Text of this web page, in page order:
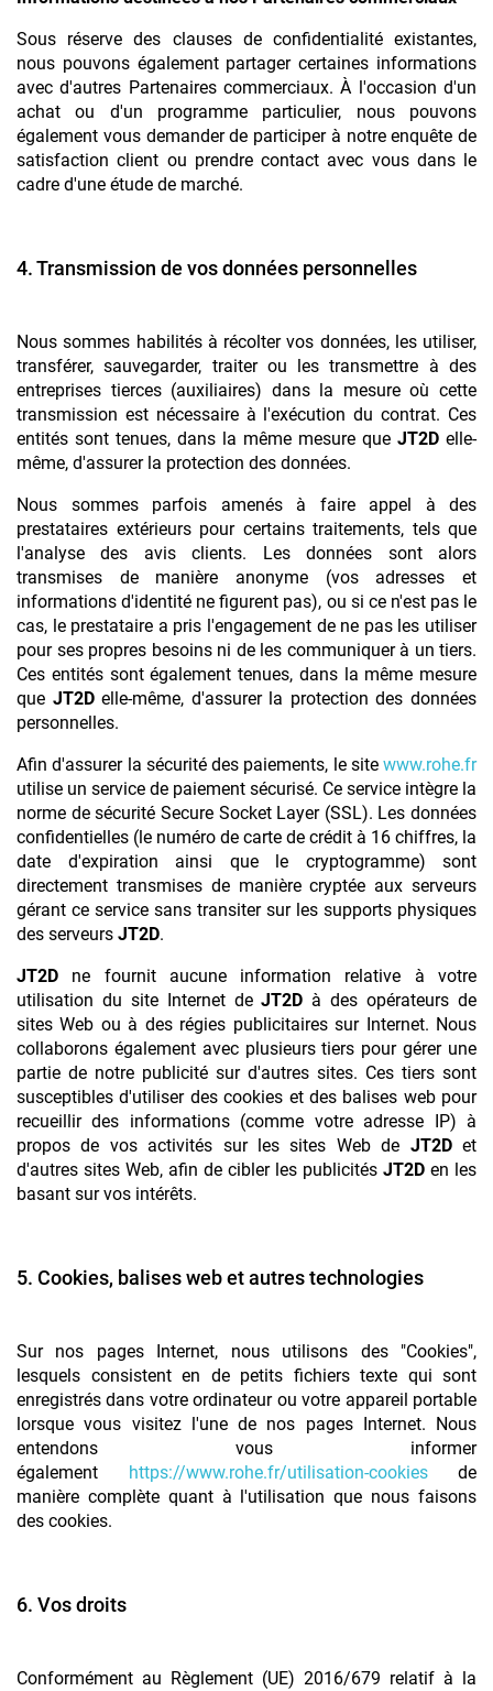
Sous réserve des clauses de confidentialité existantes,
nous pouvons également partager certaines informations
avec d'autres Partenaires commerciaux. À l'occasion d'un
achat ou d'un programme particulier, nous pouvons
également vous demander de participer à notre enquête de
satisfaction client ou prendre contact avec vous dans le
cadre d'une étude de marché.
4. Transmission de vos données personnelles
Nous sommes habilités à récolter vos données, les utiliser,
transférer, sauvegarder, traiter ou les transmettre à des
entreprises tierces (auxiliaires) dans la mesure où cette
transmission est nécessaire à l'exécution du contrat. Ces
entités sont tenues, dans la même mesure que JT2D elle-
même, d'assurer la protection des données.
Nous sommes parfois amenés à faire appel à des
prestataires extérieurs pour certains traitements, tels que
l'analyse des avis clients. Les données sont alors
transmises de manière anonyme (vos adresses et
informations d'identité ne figurent pas), ou si ce n'est pas le
cas, le prestataire a pris l'engagement de ne pas les utiliser
pour ses propres besoins ni de les communiquer à un tiers.
Ces entités sont également tenues, dans la même mesure
que JT2Delle-même, d'assurer la protection des données
personnelles.
Afin d'assurer la sécurité des paiements, le site www.rohe.fr
utilise un service de paiement sécurisé. Ce service intègre la
norme de sécurité Secure Socket Layer (SSL). Les données
confidentielles (le numéro de carte de crédit à 16 chiffres, la
date d'expiration ainsi que le cryptogramme) sont
directement transmises de manière cryptée aux serveurs
gérant ce service sans transiter sur les supports physiques
des serveurs JT2D.
JT2D ne fournit aucune information relative à votre
utilisation du site Internet deJT2D à des opérateurs de
sites Web ou à des régies publicitaires sur Internet. Nous
collaborons également avec plusieurs tiers pour gérer une
partie de notre publicité sur d'autres sites. Ces tiers sont
susceptibles d'utiliser des cookies et des balises web pour
recueillir des informations (comme votre adresse IP) à
propos de vos activités sur les sites Web de JT2Det
d'autres sites Web, afin de cibler les publicités JT2D en les
basant sur vos intérêts.
5. Cookies, balises web et autres technologies
Sur nos pages Internet, nous utilisons des "Cookies",
lesquels consistent en de petits fichiers texte qui sont
enregistrés dans votre ordinateur ou votre appareil portable
lorsque vous visitez l'une de nos pages Internet. Nous
entendons vous informer
également https://www.rohe.fr/utilisation-cookiesde
manière complète quant à l'utilisation que nous faisons
des cookies.
6. Vos droits
Conformément au Règlement (UE) 2016/679 relatif à la